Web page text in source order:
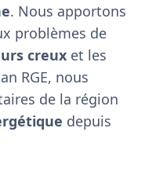
. Nous apportons
problèmes de
creux et les
RGE, nous
de la région
depuis